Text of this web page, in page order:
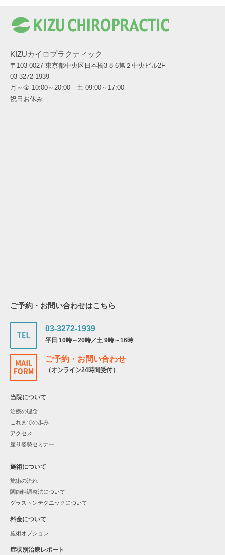
KIZUカイロプラクティック
〒103-0027 東京都中央区日本橋3-8-6第２中央ビル2F
03-3272-1939
月～金 10:00～20:00 土 09:00～17:00
祝日お休み
ご予約・お問い合わせはこちら
03-3272-1939
平日 10時～20時／土 9時～16時
ご予約・お問い合わせ
（オンライン24時間受付）
当院について
治療の理念
これまでの歩み
アクセス
座り姿勢セミナー
施術について
施術の流れ
関節軸調整法について
グラストンテクニックについて
料金について
施術オプション
症状別治療レポート